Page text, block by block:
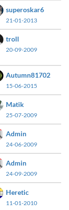
superoskar6
21-01-2013
troll
20-09-2009
Autumn81702
15-06-2015
Matik
25-07-2009
Admin
24-06-2009
Admin
24-09-2009
Heretic
11-01-2010